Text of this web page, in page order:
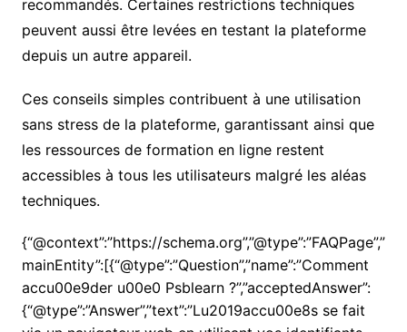
recommandés. Certaines restrictions techniques
peuvent aussi être levées en testant la plateforme
depuis un autre appareil.
Ces conseils simples contribuent à une utilisation
sans stress de la plateforme, garantissant ainsi que
les ressources de formation en ligne restent
accessibles à tous les utilisateurs malgré les aléas
techniques.
{“@context”:”https://schema.org”,”@type”:”FAQPage”,”
mainEntity”:[{“@type”:”Question”,”name”:”Comment
accu00e9der u00e0 Psblearn ?”,”acceptedAnswer”:
{“@type”:”Answer”,”text”:”Lu2019accu00e8s se fait